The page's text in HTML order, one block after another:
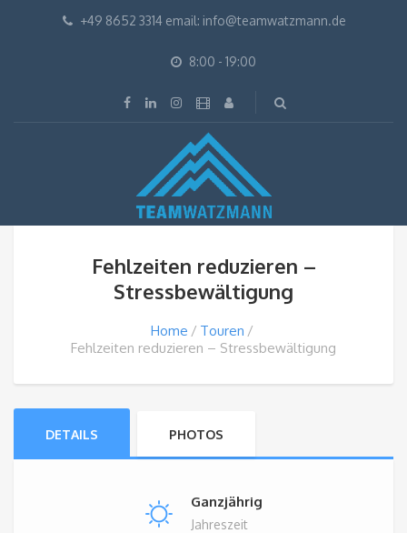
+49 8652 3314 email: info@teamwatzmann.de
8:00 - 19:00
Fehlzeiten reduzieren –
Stressbewältigung
Home
Touren
Fehlzeiten reduzieren – Stressbewältigung
DETAILS PHOTOS
Ganzjährig
Jahreszeit